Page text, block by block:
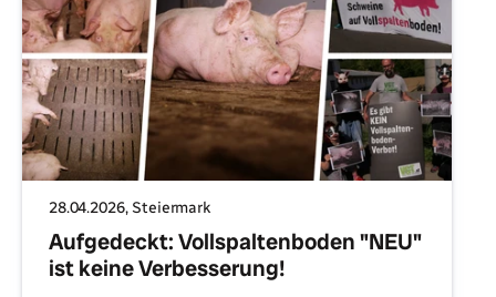
28.04.2026, Steiermark
Aufgedeckt: Vollspaltenboden "NEU"
ist keine Verbesserung!